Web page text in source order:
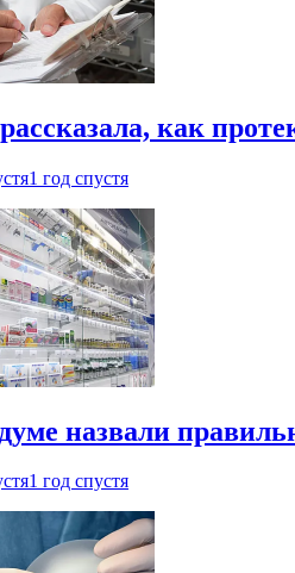
как
1 год спустя
назвали
1 год спустя